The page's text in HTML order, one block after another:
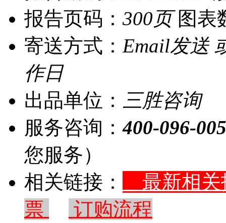
报告页码： 300页图表
寄送方式： Email发送
作日
出品单位：
三胜咨询
服务咨询：400-096-
您服务）
相关链接：
最新相
票
订购流程